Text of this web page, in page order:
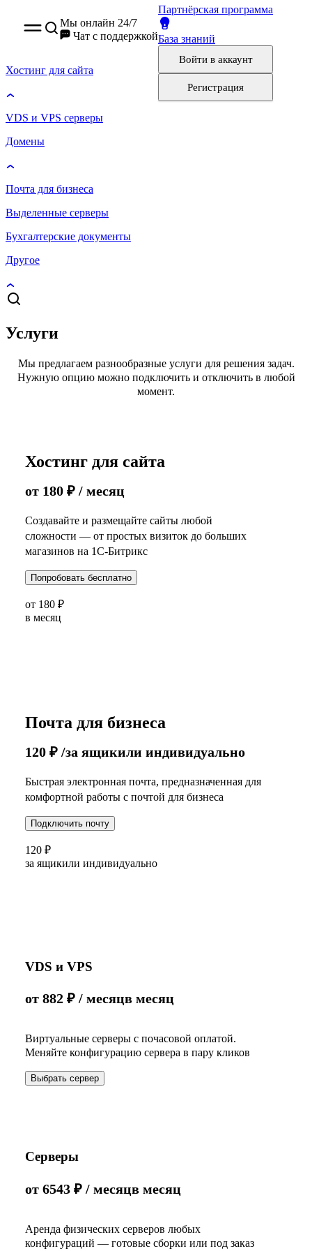
Мы онлайн 24/7
Чат с поддержкой
Партнёрская программа
База знаний
Войтив аккаунт
Регистрация
Хостинг для сайта
VDS и VPS серверы
Домены
Почта для бизнеса
Выделенные серверы
Бухгалтерские документы
Другое
Услуги
Мы предлагаем разнообразные услуги для решения задач.
Нужную опцию можно подключить и отключить в любой
момент.
Хостинг для сайта
от 180 ₽ / месяц
Создавайте и размещайте сайты любой
сложности — от простых визиток до больших
магазинов на 1С-Битрикс
Попробовать бесплатно
от 180 ₽
в месяц
Почта для бизнеса
120 ₽ /за ящикили индивидуально
Быстрая электронная почта, предназначенная для
комфортной работы с почтой для бизнеса
Подключить почту
120 ₽
за ящикили индивидуально
VDS и VPS
Виртуальные серверы с почасовой оплатой.
Меняйте конфигурацию сервера в пару кликов
от 882 ₽ / месяцв месяц
Выбрать сервер
Серверы
Аренда физических серверов любых
конфигураций — готовые сборки или под заказ
от 6543 ₽ / месяцв месяц